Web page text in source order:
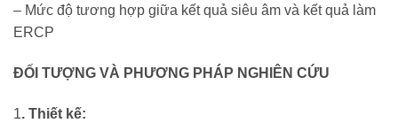
– Mức độ tương hợp giữa kết quả siêu âm và kết quả làm
ERCP
ĐỐI TƯỢNG VÀ PHƯƠNG PHÁP NGHIÊN CỨU
1. Thiết kế: